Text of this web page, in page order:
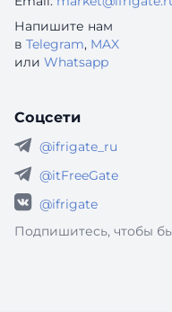
Напишите нам
в Telegram, MAX
или Whatsapp
Соцсети
@ifrigate_ru
@itFreeGate
@ifrigate
Подпишитесь, чтобы